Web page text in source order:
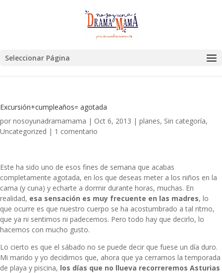
Seleccionar Página
Excursión+cumpleaños= agotada
por nosoyunadramamama | Oct 6, 2013 | planes, Sin categoría,
Uncategorized | 1 comentario
Este ha sido uno de esos fines de semana que acabas
completamente agotada, en los que deseas meter a los niños en la
cama (y cuna) y echarte a dormir durante horas, muchas. En
realidad, esa sensación es muy frecuente en las madres, lo
que ocurre es que nuestro cuerpo se ha acostumbrado a tal ritmo,
que ya ni sentimos ni padecemos. Pero todo hay que decirlo, lo
hacemos con mucho gusto.
Lo cierto es que el sábado no se puede decir que fuese un día duro.
Mi marido y yo decidimos que, ahora que ya cerramos la temporada
de playa y piscina, los días que no llueva recorreremos Asturias